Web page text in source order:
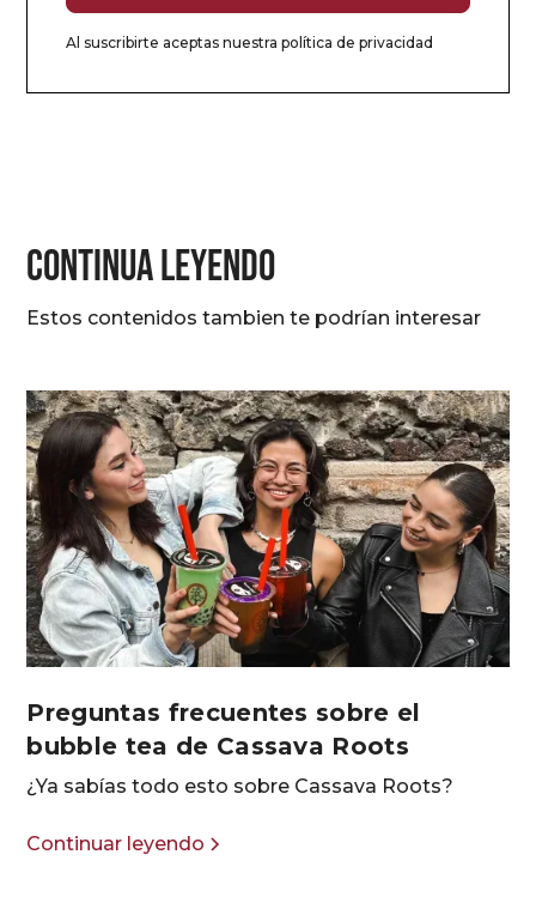
Al suscribirte aceptas nuestrapolítica de privacidad
CONTINUA LEYENDO
Estos contenidos tambien te podrían interesar
Preguntas frecuentes sobre el
bubble tea de Cassava Roots
¿Ya sabías todo esto sobre Cassava Roots?
Continuar leyendo